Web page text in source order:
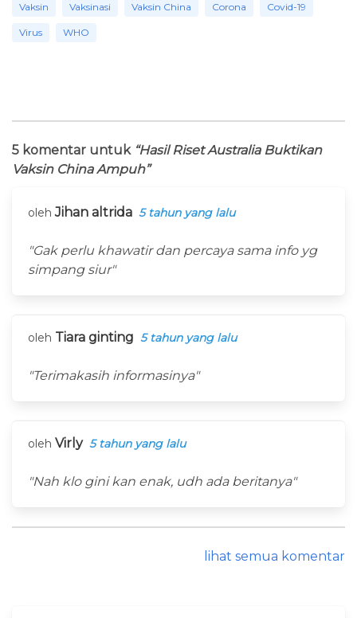
Vaksin Vaksinasi Vaksin China Corona Covid-19
Virus WHO
5 komentar untuk “Hasil Riset Australia Buktikan
Vaksin China Ampuh”
oleh Jihan altrida 5 tahun yang lalu
"Gak perlu khawatir dan percaya sama info yg
simpang siur"
oleh Tiara ginting 5 tahun yang lalu
"Terimakasih informasinya"
oleh Virly 5 tahun yang lalu
"Nah klo gini kan enak, udh ada beritanya"
lihat semua komentar